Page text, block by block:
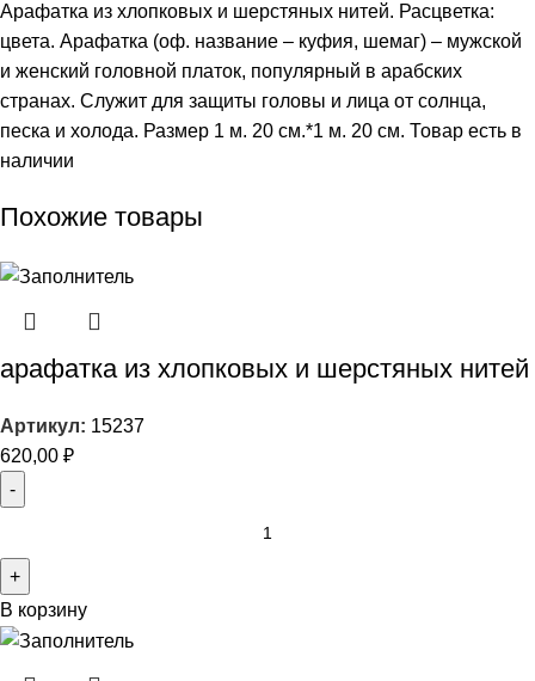
Арафатка из хлопковых и шерстяных нитей. Расцветка:
цвета. Арафатка (оф. название – куфия, шемаг) – мужской
и женский головной платок, популярный в арабских
странах. Служит для защиты головы и лица от солнца,
песка и холода. Размер 1 м. 20 см.*1 м. 20 см. Товар есть в
наличии
Похожие товары
арафатка из хлопковых и шерстяных нитей
Артикул: 15237
620,00 ₽
В корзину